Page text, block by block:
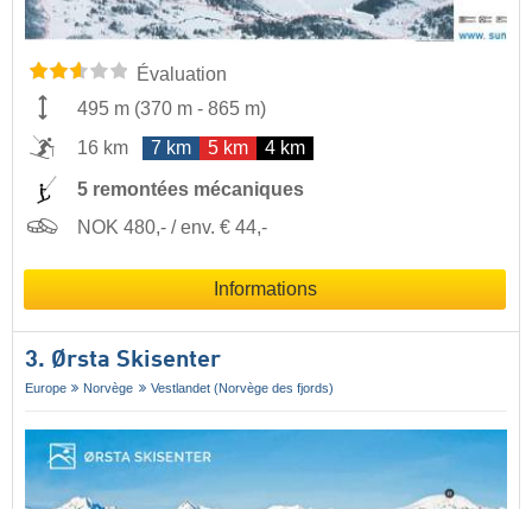
Évaluation
495 m (370 m - 865 m)
16 km
7 km 5 km 4 km
5 remontées mécaniques
NOK 480,- / env. € 44,-
Informations
3. Ørsta Skisenter
Europe Norvège Vestlandet (Norvège des fjords)